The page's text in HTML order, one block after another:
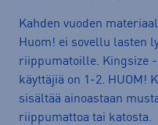
Kahden vuoden
Huom! ei sovellu lasten
riippumatoille. Kingsize
käyttäjiä on 1-2. HUOM!
sisältää ainoastaan
riippumattoa tai katosta.